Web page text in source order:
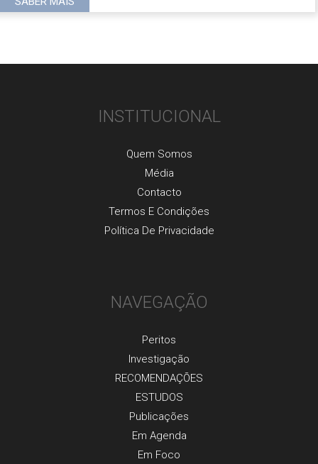
INSTITUCIONAL
Quem Somos
Média
Contacto
Termos E Condições
Política De Privacidade
NAVEGAÇÃO
Peritos
Investigaçãо
RECOMENDAÇÕES
ESTUDOS
Publicaçõеs
Em Agenda
Em Foco